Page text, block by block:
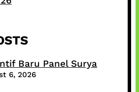
Baru Panel Surya
6, 2026